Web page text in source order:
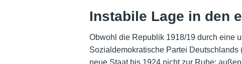
Instabile Lage in den
Obwohl die Republik 1918/19 durch eine
Sozialdemokratische Partei Deutschlands